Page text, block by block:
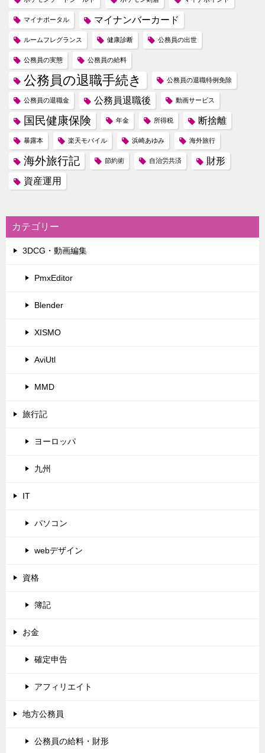
マイナポータル マイナンバーカード
ルームフレグランス 健康診断 公務員の出世
公務員の実態 公務員の給料
公務員の退職手続き 公務員の退職特例免除
公務員の退職金 公務員退職後 動画サービス
国民健康保険 年金 所得税 断捨離
暴露本 楽天モバイル 浜崎あゆみ 海外旅行
海外旅行記 節約術 自治労共済
財形
資産運用
カテゴリー
3DCG・動画編集
PmxEditor
Blender
XISMO
AviUtl
MMD
旅行記
ヨーロッパ
九州
IT
パソコン
webデザイン
資格
簿記
お金
確定申告
アフィリエイト
地方公務員
公務員の給料・財形